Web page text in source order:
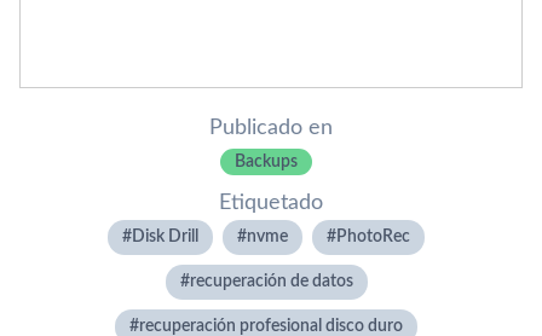
Publicado en
Backups
Etiquetado
Disk Drill nvme PhotoRec
recuperación de datos
recuperación profesional disco duro